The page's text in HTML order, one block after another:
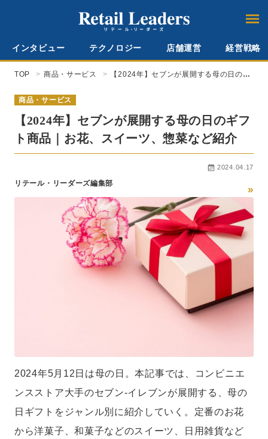
インタビュー テクノロジー 店舗運営 経営戦略
TOP 商品・サービス
【2024年】セブンが展開する母の日のギ
商品・サービス
【2024年】セブンが展開する母の日のギフ
ト商品｜お花、スイーツ、惣菜など紹介
2024.04.17
リテール・リーダーズ編集部
»
2024年5月12日は母の日。本記事では、コンビニエ
ンスストア大手のセブン-イレブンが展開する、母の
日ギフトをジャンル別に紹介していく。定番のお花
から洋菓子、和菓子などのスイーツ、日用雑貨など